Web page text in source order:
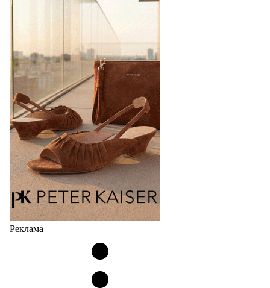
перевыпустил свой хит - кроссовки
Популярный силуэт бренда,1999 года выпуска,
соответствует сегодняшнему тренду на
сникерины (гибридный вариант балеток и
кроссовок обтекаемой формы и с тонкой подошвой).
Но в модели Miu Miu Bubble присутствует еще и…
05.08.2026 2484
Реклама